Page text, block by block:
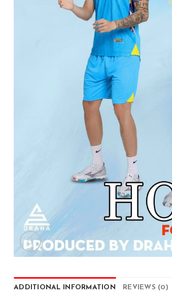
ADDITIONAL INFORMATION REVIEWS (0)